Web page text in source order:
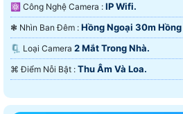
⚛️ Công Nghệ Camera : IP Wifi.
❃ Nhìn Ban Đêm : Hồng Ngoại 30m Hồng
🗜️ Loại Camera 2 Mắt Trong Nhà.
️⌘ Điểm Nỗi Bật : Thu Âm Và Loa.